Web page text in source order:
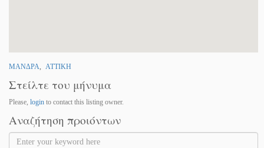
ΜΑΝΔΡΑ, ΑΤΤΙΚΗ
Στείλτε του μήνυμα
Please, login to contact this listing owner.
Αναζήτηση προιόντων